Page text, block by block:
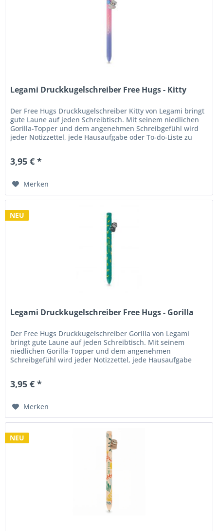
Legami Druckkugelschreiber Free Hugs - Kitty
Der Free Hugs Druckkugelschreiber Kitty von Legami bringt
gute Laune auf jeden Schreibtisch. Mit seinem niedlichen
Gorilla-Topper und dem angenehmen Schreibgefühl wird
jeder Notizzettel, jede Hausaufgabe oder To-do-Liste zu
3,95 € *
Merken
NEU
Legami Druckkugelschreiber Free Hugs - Gorilla
Der Free Hugs Druckkugelschreiber Gorilla von Legami
bringt gute Laune auf jeden Schreibtisch. Mit seinem
niedlichen Gorilla-Topper und dem angenehmen
Schreibgefühl wird jeder Notizzettel, jede Hausaufgabe
3,95 € *
Merken
NEU